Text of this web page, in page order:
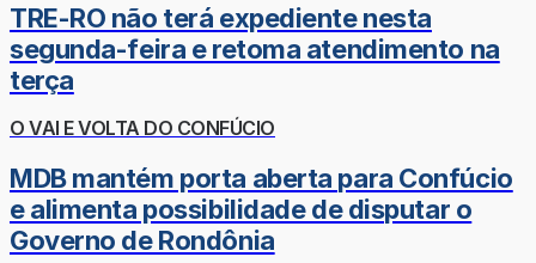
TRE-RO não terá expediente nesta
segunda-feira e retoma atendimento na
terça
O VAI E VOLTA DO CONFÚCIO
MDB mantém porta aberta para Confúcio
e alimenta possibilidade de disputar o
Governo de Rondônia